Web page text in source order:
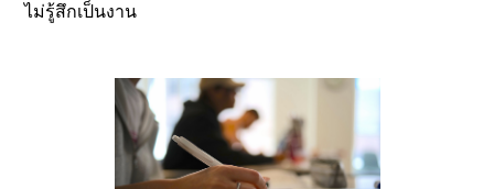
ไม่รู้สึกเป็นงาน